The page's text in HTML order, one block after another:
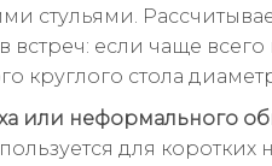
стульями.
встреч: если чаще
круглого стола
или неформального
для